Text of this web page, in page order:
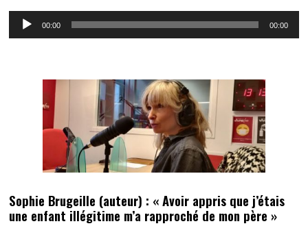
Lecteur
00:00 00:00
Sophie Brugeille (auteur) : « Avoir appris que j’étais
une enfant illégitime m’a rapproché de mon père »